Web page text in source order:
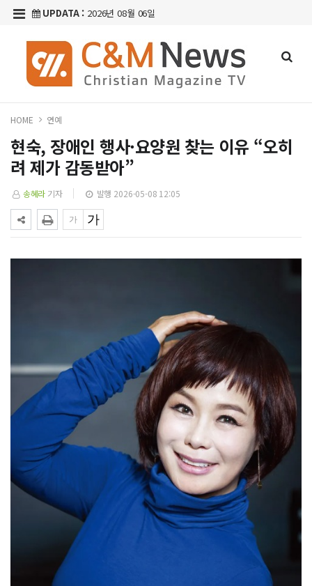
UPDATA : 2026년 08월 06일
HOME 연예
현숙, 장애인 행사·요양원 찾는 이유 “오히
려 제가 감동받아”
송혜라 기자 발행 2026-05-08 12:05